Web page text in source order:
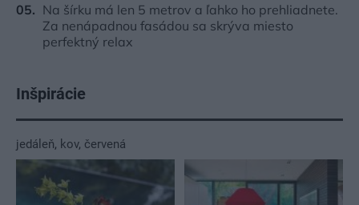
Na šírku má len 5 metrov a ľahko ho prehliadnete.
Za nenápadnou fasádou sa skrýva miesto
perfektný relax
Inšpirácie
jedáleň, kov, červená